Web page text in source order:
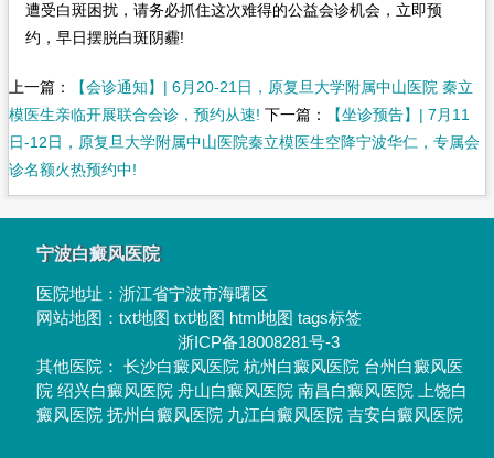
遭受白斑困扰，请务必抓住这次难得的公益会诊机会，立即预
约，早日摆脱白斑阴霾!
上一篇：
【会诊通知】| 6月20-21日，原复旦大学附属中山医院 秦立
模医生亲临开展联合会诊，预约从速! 下一篇：
【坐诊预告】| 7月11
日-12日，原复旦大学附属中山医院秦立模医生空降宁波华仁，专属会
诊名额火热预约中!
宁波白癜风医院
医院地址：浙江省宁波市海曙区
网站地图：txt地图 txt地图 html地图 tags标签
浙ICP备18008281号-3
其他医院：长沙白癜风医院 杭州白癜风医院 台州白癜风医
院 绍兴白癜风医院 舟山白癜风医院 南昌白癜风医院
上饶白
癜风医院 抚州白癜风医院 九江白癜风医院 吉安白癜风医院